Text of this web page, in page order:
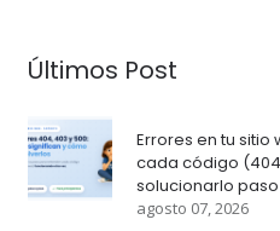
Últimos Post
Errores en tu
cada código
solucionarlo
agosto 07, 2026